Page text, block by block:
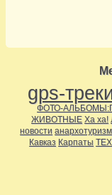
gps-
ФОТО-
ЖИВОТНЫЕ Ха ха!
новости анархотуризм
Кавказ Карпаты